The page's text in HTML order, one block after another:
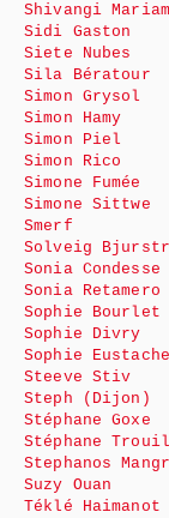
Shivangi
Sidi Gaston
Siete Nubes
Sila Bératour
Simon Grysol
Simon Hamy
Simon Piel
Simon Rico
Simone Fumée
Simone Sittwe
Smerf
Solveig
Sonia Condesse
Sonia Retamero
Sophie Bourlet
Sophie Divry
Sophie Eustache
Steeve Stiv
Steph (Dijon)
Stéphane Goxe
Stéphane
Stephanos
Suzy Ouan
Téklé Haimanot